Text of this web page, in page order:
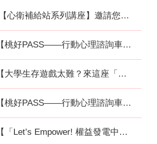
【心衛補給站系列講座】邀請您一起為心充電！
【桃好PASS——行動心理諮詢車，後續場次接力出發！】
【大學生存遊戲太難？來這座「情緒綠洲」補血吧 🌵】
【桃好PASS——行動心理諮詢車，出發啦！】
【「Let’s Empower! 權益發電中」兒少提案影片徵選活動】